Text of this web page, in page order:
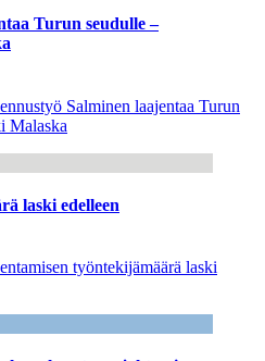
Turun seudulle –
Salminen laajentaa Turun
Malaska
laski edelleen
työntekijämäärä laski